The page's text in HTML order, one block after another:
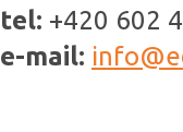
tel: +420 602
e-mail: